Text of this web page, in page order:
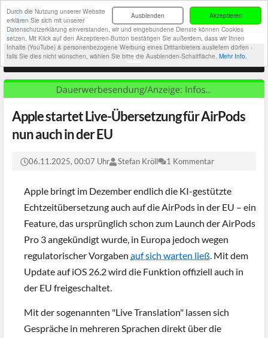
Akzeptieren
Ausblenden
Durch die Nutzung unserer Website
erklären Sie sich mit unserer
Datenschutzerklärung einverstanden, wir und eingebundene Dienste können Cookies
setzen. Mit Klick auf den Akzeptieren-Button bestätigen Sie außerdem, dass wir Ihnen
Inhalte (YouTube) & personenbezogene Werbung eines Drittanbieters ausliefern dürfen -
falls Sie dies nicht wünschen, wählen Sie bitte die Ausblenden-Schaltfläche. Mehr Info.
Apple startet Live-Übersetzung für AirPods
nun auch in der EU
06.11.2025, 00:07 Uhr Stefan Kröll 1 Kommentar
Apple bringt im Dezember endlich die KI-gestützte
Echtzeitübersetzung auch auf die AirPods in der EU – ein
Feature, das ursprünglich schon zum Launch der AirPods
Pro 3 angekündigt wurde, in Europa jedoch wegen
regulatorischer Vorgaben auf sich warten ließ. Mit dem
Update auf iOS 26.2 wird die Funktion offiziell auch in
der EU freigeschaltet.
Mit der sogenannten "Live Translation" lassen sich
Gespräche in mehreren Sprachen direkt über die